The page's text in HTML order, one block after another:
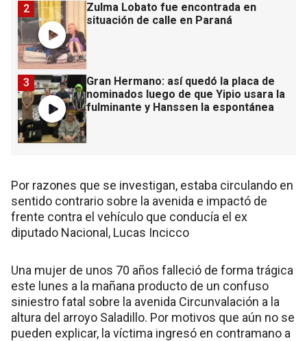
Zulma Lobato fue encontrada en
situación de calle en Paraná
2
Gran Hermano: así quedó la placa de
nominados luego de que Yipio usara la
fulminante y Hanssen la espontánea
3
Por razones que se investigan, estaba circulando en
sentido contrario sobre la avenida e impactó de
frente contra el vehículo que conducía el ex
diputado Nacional, Lucas Incicco
Una mujer de unos 70 años falleció de forma trágica
este lunes a la mañana producto de un confuso
siniestro fatal sobre la avenida Circunvalación a la
altura del arroyo Saladillo. Por motivos que aún no se
pueden explicar, la víctima ingresó en contramano a